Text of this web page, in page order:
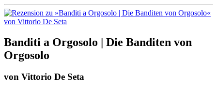
Banditi a Orgosolo | Die Banditen von
Orgosolo
von Vittorio De Seta